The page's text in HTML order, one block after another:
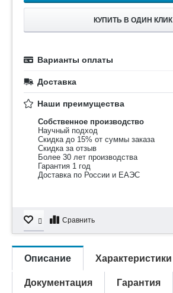
КУПИТЬ В ОДИН КЛИК
Варианты оплаты
Доставка
Наши преимущества
Собственное производство
Научный подход
Скидка до 15% от суммы заказа
Скидка за отзыв
Более 30 лет производства
Гарантия 1 год
Доставка по России и ЕАЭС
Сравнить
Описание Характеристики
Документация Гарантия